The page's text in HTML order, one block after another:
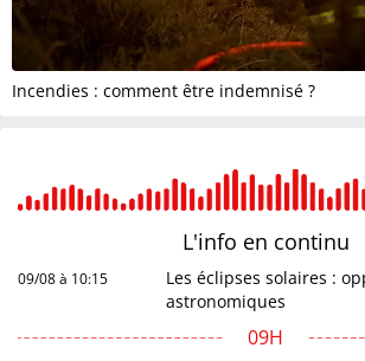
Incendies : comment être indemnisé ?
L'info en continu
09/08 à 10:15
Les éclipses solaires :
astronomiques
09H